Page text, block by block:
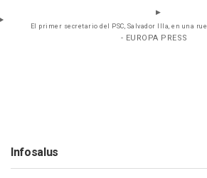
El primer secretario del PSC, Salvador Illa, en una
- EUROPA PRESS
Infosalus